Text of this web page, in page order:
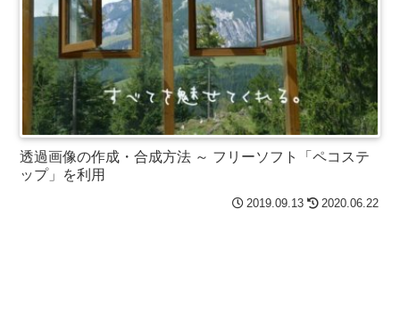
透過画像の作成・合成方法 ～ フリーソフト「ペコステ
ップ」を利用
2019.09.13 2020.06.22